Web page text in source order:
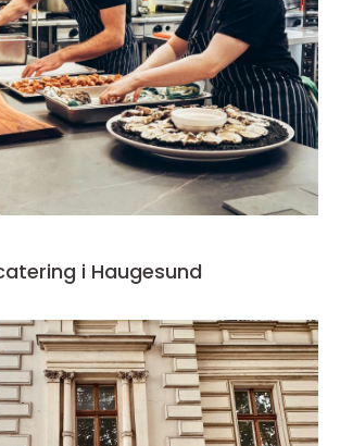
i Haugesund